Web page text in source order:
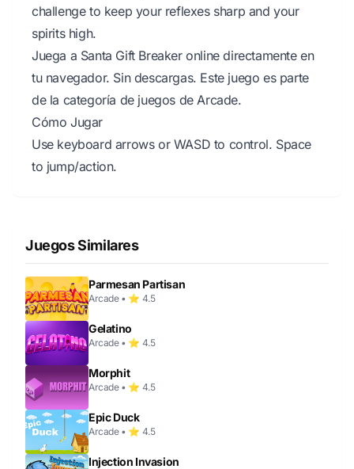
challenge to keep your reflexes sharp and your
spirits high.
Juega a Santa Gift Breaker online directamente en
tu navegador. Sin descargas. Este juego es parte
de la categoría de juegos de Arcade.
Cómo Jugar
Use keyboard arrows or WASD to control. Space
to jump/action.
Juegos Similares
Parmesan Partisan
Arcade • ⭐ 4.5
Gelatino
Arcade • ⭐ 4.5
Morphit
Arcade • ⭐ 4.5
Epic Duck
Arcade • ⭐ 4.5
Injection Invasion